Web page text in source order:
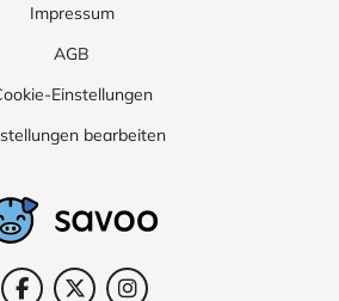
Impressum
AGB
Einstellungen
bearbeiten